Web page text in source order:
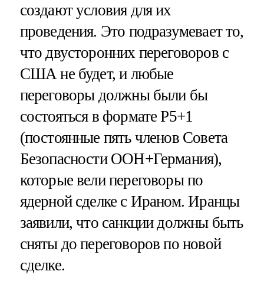
создают условия для их
проведения. Это подразумевает то,
что двусторонних переговоров с
США не будет, и любые
переговоры должны были бы
состояться в формате P5+1
(постоянные пять членов Совета
Безопасности ООН+Германия),
которые вели переговоры по
ядерной сделке с Ираном. Иранцы
заявили, что санкции должны быть
сняты до переговоров по новой
сделке.